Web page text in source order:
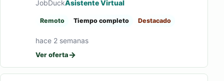
JobDuckAsistente Virtual
Remoto Tiempo completo Destacado
hace 2 semanas
Ver oferta→